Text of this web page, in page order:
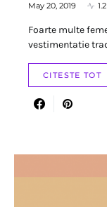
May 20, 2019
Foarte multe
vestimentatie
CITESTE TOT